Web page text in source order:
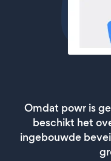
Omdat powr is
beschikt het
ingebouwde